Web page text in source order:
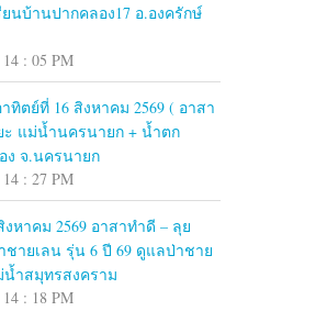
ยนบ้านปากคลอง17 อ.องครักษ์
: 05 PM
ทิตย์ที่ 16 สิงหาคม 2569 ( อาสา
ะ แม่น้ำนครนายก + น้ำตก
ง จ.นครนายก
: 27 PM
หาคม 2569 อาสาทำดี – ลุย
ายเลน รุ่น 6 ปี 69 ดูแลป่าชาย
ำสมุทรสงคราม
: 18 PM